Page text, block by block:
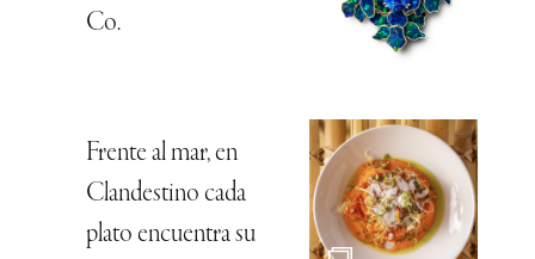
Co.
Frente al mar, en
Clandestino cada
plato encuentra su